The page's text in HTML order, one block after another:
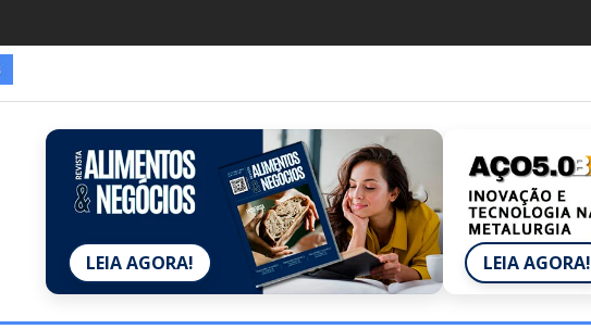
LEIA AGORA! LEIA AGORA!